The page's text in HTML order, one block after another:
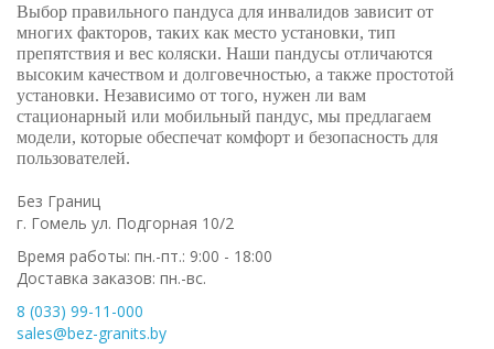
Выбор правильного пандуса для инвалидов зависит от
многих факторов, таких как место установки, тип
препятствия и вес коляски. Наши пандусы отличаются
высоким качеством и долговечностью, а также простотой
установки. Независимо от того, нужен ли вам
стационарный или мобильный пандус, мы предлагаем
модели, которые обеспечат комфорт и безопасность для
пользователей.
Без Границ
г. Гомель ул. Подгорная 10/2
Время работы: пн.-пт.: 9:00 - 18:00
Доставка заказов: пн.-вс.
8 (033) 99-11-000
sales@bez-granits.by